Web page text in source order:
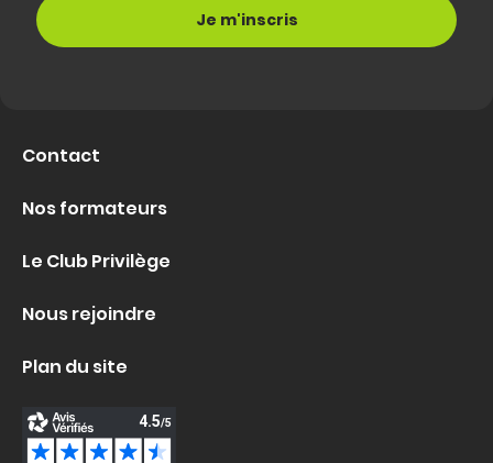
Contact
Nos formateurs
Le Club Privilège
Nous rejoindre
Plan du site